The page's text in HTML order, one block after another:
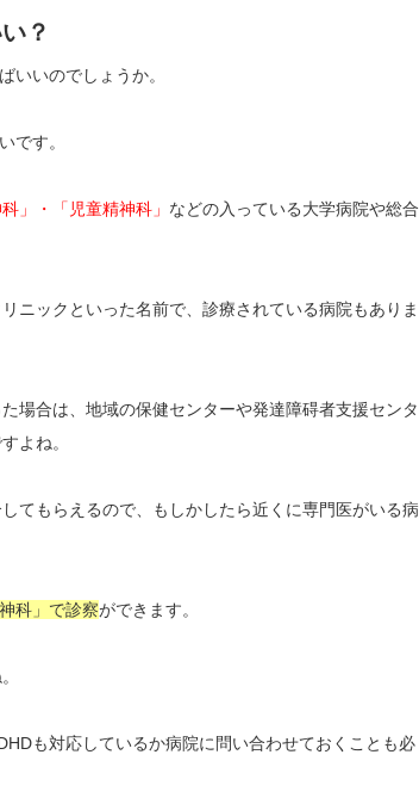
？
いいのでしょうか。
です。
」・「児童精神科」 などの入っている大学病院や総合
ニックといった名前で、診療されている病院もありま
場合は、地域の保健センターや発達障碍者支援センタ
よね。
てもらえるので、もしかしたら近くに専門医がいる病
科」で診察ができます。
も対応しているか病院に問い合わせておくことも必